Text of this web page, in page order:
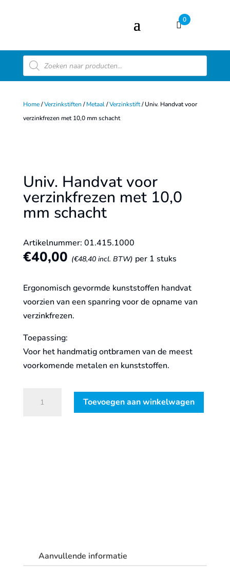
0
Producten
zoeken
Home/Verzinkstiften /Metaal/Verzinkstift/ Univ. Handvat voor
verzinkfrezen met 10,0 mm schacht
Univ. Handvat voor
verzinkfrezen met 10,0
mm schacht
Artikelnummer: 01.415.1000
€40,00 (€48,40incl. BTW) per 1 stuks
Ergonomisch gevormde kunststoffen handvat
voorzien van een spanring voor de opname van
verzinkfrezen.
Toepassing:
Voor het handmatig ontbramen van de meest
voorkomende metalen en kunststoffen.
Handvat
Toevoegen aan winkelwagen
Aanvullende informatie